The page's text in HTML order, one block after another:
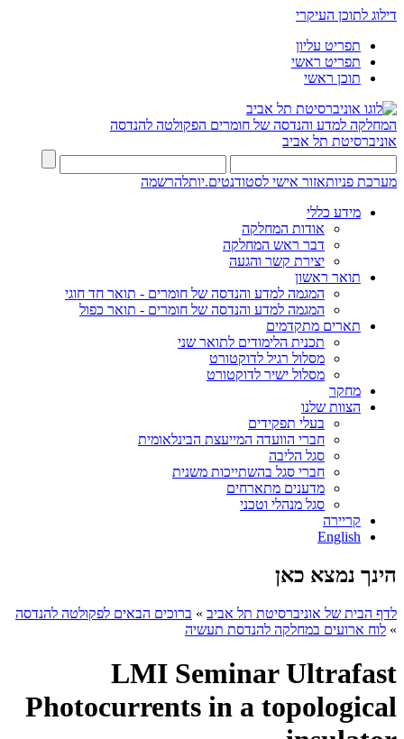
דילוג לתוכן העיקרי
תפריט עליון
תפריט ראשי
תוכן ראשי
המחלקה למדע והנדסה של חומרים הפקולטה להנדסה
אוניברסיטת תל אביב
מערכת פניותאזור אישי לסטודנטים.יותלהרשמה
מידע כללי
אודות המחלקה
דבר ראש המחלקה
יצירת קשר והגעה
תואר ראשון
המגמה למדע והנדסה של חומרים - תואר חד חוגי
המגמה למדע והנדסה של חומרים - תואר כפול
תארים מתקדמים
תכנית הלימודים לתואר שני
מסלול רגיל לדוקטורט
מסלול ישיר לדוקטורט
מחקר
הצוות שלנו
בעלי תפקידים
חברי הוועדה המייעצת הבינלאומית
סגל הליבה
חברי סגל בהשתייכות משנית
מדענים מתארחים
סגל מנהלי וטכני
קריירה
English
הינך נמצא כאן
לדף הבית של אוניברסיטת תל אביב » ברוכים הבאים לפקולטה להנדסה
» לוח ארועים במחלקה להנדסת תעשיה
LMI Seminar Ultrafast
Photocurrents in a topological